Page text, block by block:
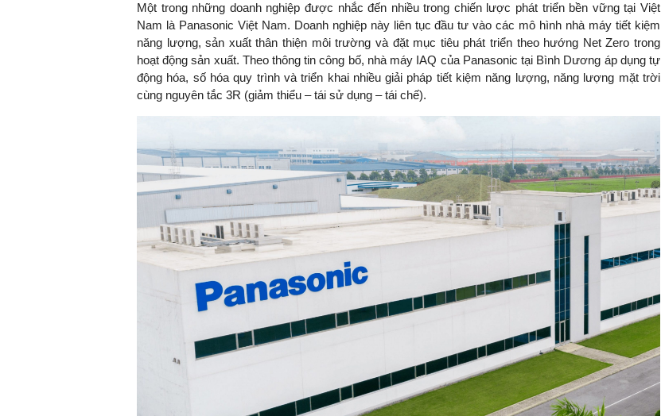
Một trong những doanh nghiệp được nhắc đến nhiều trong chiến lược phát triển bền vững tại Việt
Nam là Panasonic Việt Nam. Doanh nghiệp này liên tục đầu tư vào các mô hình nhà máy tiết kiệm
năng lượng, sản xuất thân thiện môi trường và đặt mục tiêu phát triển theo hướng Net Zero trong
hoạt động sản xuất. Theo thông tin công bố, nhà máy IAQ của Panasonic tại Bình Dương áp dụng tự
động hóa, số hóa quy trình và triển khai nhiều giải pháp tiết kiệm năng lượng, năng lượng mặt trời
cùng nguyên tắc 3R (giảm thiểu – tái sử dụng – tái chế).
khởi nghiệp..."